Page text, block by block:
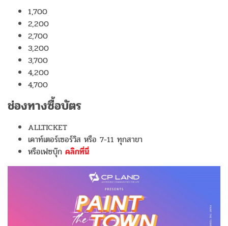
1,700
2,200
2,700
3,200
3,700
4,200
4,700
ช่องทางซื้อบัตร
ALLTICKET
เคาท์เตอร์เซอร์วิส หรือ 7-11 ทุกสาขา
หรือเฟซบุ๊ก คลิกที่นี่